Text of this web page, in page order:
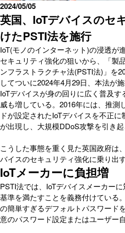
英国、IoTデバイスのセ
けたPSTI法を施行
2024/05/05
IoT(モノのインターネット)の浸透が
セキュリティ強化の狙いから、「製
ンフラストラクチャ法(PSTI法)」を
してついに2024年4月29日、本法が施
IoTデバイスが身の回りに広く普及
威も増している。2016年には、推測
ドが設定されたIoTデバイスを不正
が出現し、大規模DDoS攻撃を引き起
こうした事態を重く見た英国政府は
バイスのセキュリティ強化に乗り出す
IoTメーカーに負担増
PSTI法では、IoTデバイスメーカー
基準を満たすことを義務付けている
の簡単すぎるデフォルトパスワード
意のパスワード設定またはユーザー